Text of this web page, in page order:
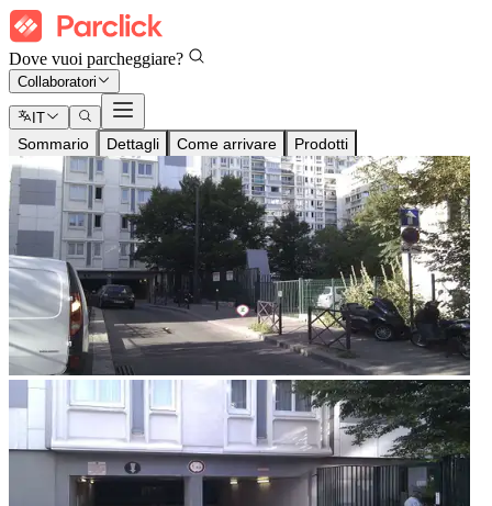
Dove vuoi parcheggiare?
Collaboratori
IT
Sommario Dettagli Come arrivare Prodotti